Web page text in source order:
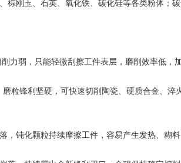
刚玉、石英、氧化铁、碳化硅等各类粉体；
弱，只能轻微刮擦工件表层，磨削效率低，
锋利坚硬，可快速切削陶瓷、硬质合金、淬
化颗粒持续摩擦工件，容易产生发热、糊料